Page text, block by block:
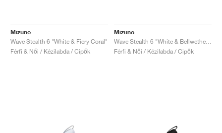
Mizuno
Wave Stealth 6 "White & Fiery Coral"
Férfi & Női / Kézilabda / Cipők
Mizuno
Férfi & Női / Kézilabda / Cipők